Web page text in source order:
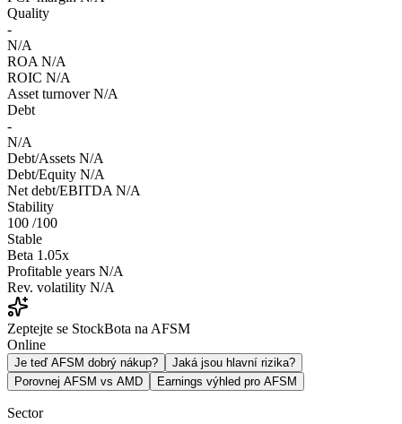
Quality
-
N/A
ROA N/A
ROIC N/A
Asset turnover N/A
Debt
-
N/A
Debt/Assets N/A
Debt/Equity N/A
Net debt/EBITDA N/A
Stability
100 /100
Stable
Beta 1.05x
Profitable years N/A
Rev. volatility N/A
Zeptejte se StockBota na AFSM
Online
Je teď AFSM dobrý nákup?
Jaká jsou hlavní rizika?
Porovnej AFSM vs AMD
Earnings výhled pro AFSM
Sector